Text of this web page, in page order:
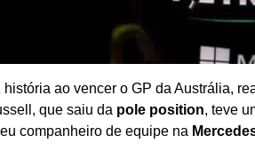
história ao vencer o GP da Austrália,
que saiu da pole position, teve
companheiro de equipe na